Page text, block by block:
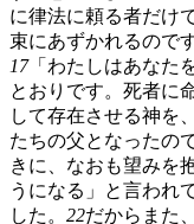
に律法に頼る者だけ
束にあずかれるので
17「わたしはあなた
とおりです。死者に
して存在させる神を
たちの父となったの
きに、なおも望みを
うになる」と言われ
した。 22だからまた